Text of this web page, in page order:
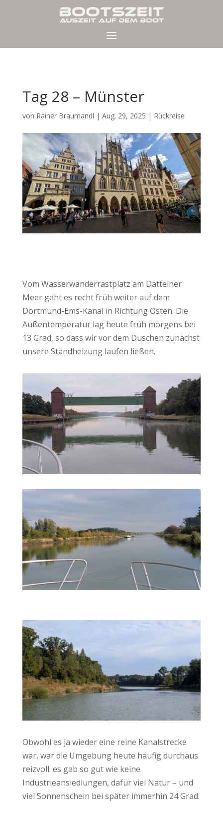
Tag 28 – Münster
von Rainer Braumandl | Aug. 29, 2025 | Rückreise
Vom Wasserwanderrastplatz am Dattelner
Meer geht es recht früh weiter auf dem
Dortmund-Ems-Kanal in Richtung Osten. Die
Außentemperatur lag heute früh morgens bei
13 Grad, so dass wir vor dem Duschen zunächst
unsere Standheizung laufen ließen.
Obwohl es ja wieder eine reine Kanalstrecke
war, war die Umgebung heute häufig durchaus
reizvoll: es gab so gut wie keine
Industrieansiedlungen, dafür viel Natur – und
viel Sonnenschein bei später immerhin 24 Grad.